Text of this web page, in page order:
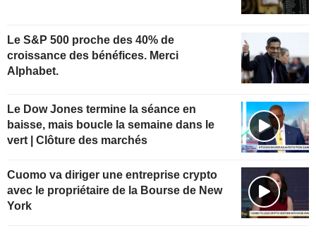
Le S&P 500 proche des 40% de
croissance des bénéfices. Merci
Alphabet.
Le Dow Jones termine la séance en
baisse, mais boucle la semaine dans le
vert | Clôture des marchés
Cuomo va diriger une entreprise crypto
avec le propriétaire de la Bourse de New
York